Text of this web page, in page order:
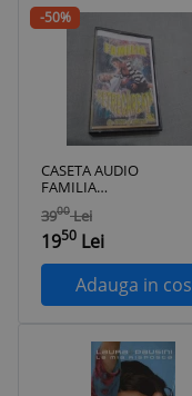
-50%
CASETA AUDIO
FAMILIA
PETRECAREATA CU
NICU SI EMILIA
RARA !!! DE TARABA
3900 Lei
1950 Lei
Adauga in cos